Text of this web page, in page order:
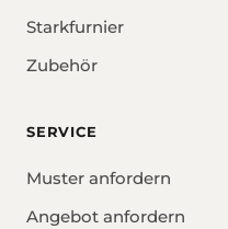
Starkfurnier
Zubehör
SERVICE
Muster anfordern
Angebot anfordern